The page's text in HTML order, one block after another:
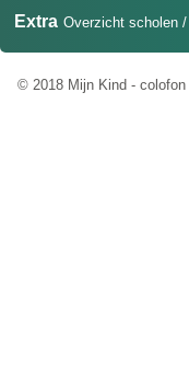
Extra Overzicht scholen /
© 2018 Mijn Kind - colofon